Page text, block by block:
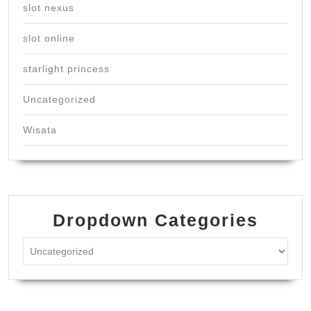
slot nexus
slot online
starlight princess
Uncategorized
Wisata
Dropdown Categories